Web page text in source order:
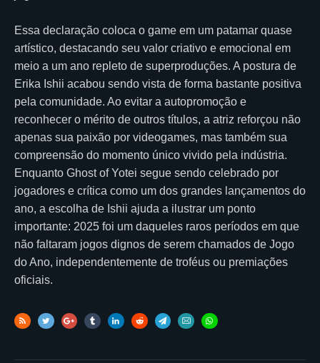
Essa declaração coloca o game em um patamar quase
artístico, destacando seu valor criativo e emocional em
meio a um ano repleto de superproduções. A postura de
Erika Ishii acabou sendo vista de forma bastante positiva
pela comunidade. Ao evitar a autopromoção e
reconhecer o mérito de outros títulos, a atriz reforçou não
apenas sua paixão por videogames, mas também sua
compreensão do momento único vivido pela indústria.
Enquanto Ghost of Yotei segue sendo celebrado por
jogadores e crítica como um dos grandes lançamentos do
ano, a escolha de Ishii ajuda a ilustrar um ponto
importante: 2025 foi um daqueles raros períodos em que
não faltaram jogos dignos de serem chamados de Jogo
do Ano, independentemente de troféus ou premiações
oficiais.